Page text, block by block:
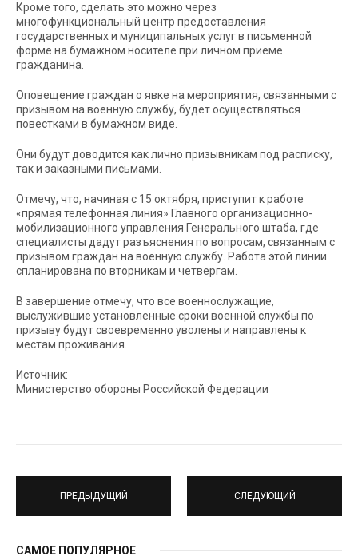
Кроме того, сделать это можно через
многофункциональный центр предоставления
государственных и муниципальных услуг в письменной
форме на бумажном носителе при личном приеме
гражданина.
Оповещение граждан о явке на мероприятия, связанными с
призывом на военную службу, будет осуществляться
повестками в бумажном виде.
Они будут доводится как лично призывникам под расписку,
так и заказными письмами.
Отмечу, что, начиная с 15 октября, приступит к работе
«прямая телефонная линия» Главного организационно-
мобилизационного управления Генерального штаба, где
специалисты дадут разъяснения по вопросам, связанным с
призывом граждан на военную службу. Работа этой линии
спланирована по вторникам и четвергам.
В завершение отмечу, что все военнослужащие,
выслужившие установленные сроки военной службы по
призыву будут своевременно уволены и направлены к
местам проживания.
Источник:
Министерство обороны Российской Федерации
ПРЕДЫДУЩИЙ СЛЕДУЮЩИЙ
САМОЕ ПОПУЛЯРНОЕ